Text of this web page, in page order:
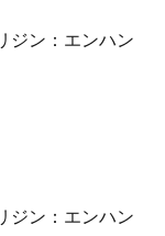
ジン：エンハン
ジン：エンハン